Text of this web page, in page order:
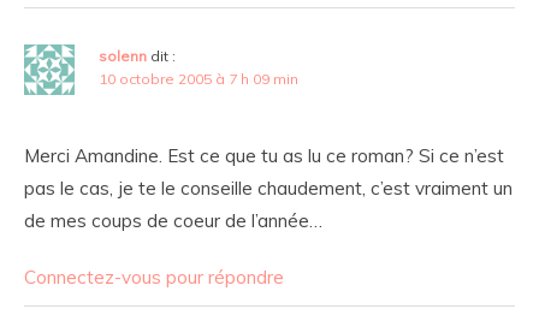
solenn dit :
10 octobre 2005 à 7 h 09 min
Merci Amandine. Est ce que tu as lu ce roman? Si ce n’est
pas le cas, je te le conseille chaudement, c’est vraiment un
de mes coups de coeur de l’année…
Connectez-vous pour répondre